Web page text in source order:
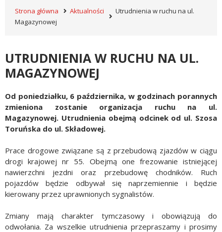
Strona główna Aktualności
Utrudnienia w ruchu na ul.
Magazynowej
UTRUDNIENIA W RUCHU NA UL.
MAGAZYNOWEJ
Od poniedziałku, 6 października, w godzinach porannych
zmieniona zostanie organizacja ruchu na ul.
Magazynowej. Utrudnienia obejmą odcinek od ul. Szosa
Toruńska do ul. Składowej.
Prace drogowe związane są z przebudową zjazdów w ciągu
drogi krajowej nr 55. Obejmą one frezowanie istniejącej
nawierzchni jezdni oraz przebudowę chodników. Ruch
pojazdów będzie odbywał się naprzemiennie i będzie
kierowany przez uprawnionych sygnalistów.
Zmiany mają charakter tymczasowy i obowiązują do
odwołania. Za wszelkie utrudnienia przepraszamy i prosimy